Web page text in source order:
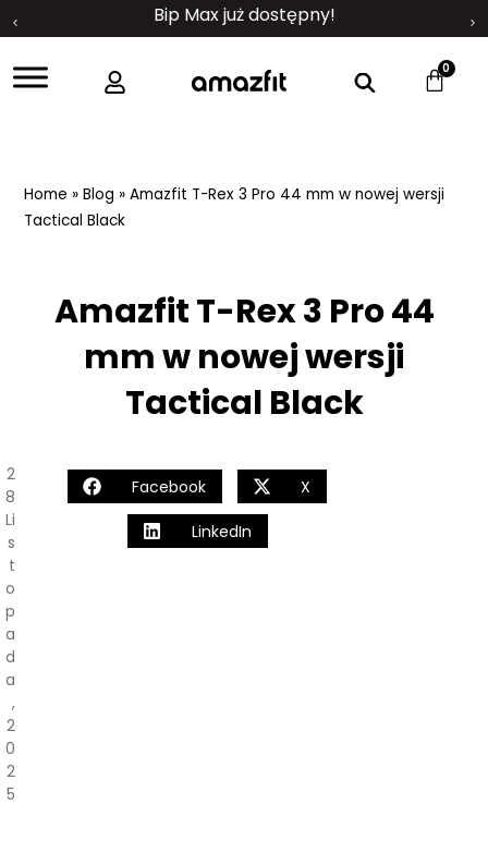
Bip Max już dostępny!
0
Home »Blog »Amazfit T-Rex 3 Pro 44 mm w nowej wersji
Tactical Black
Amazfit T-Rex 3 Pro 44
mm w nowej wersji
Tactical Black
2
8
Li
S
T
O
P
A
D
A
,
2
0
2
5
Facebook X
LinkedIn